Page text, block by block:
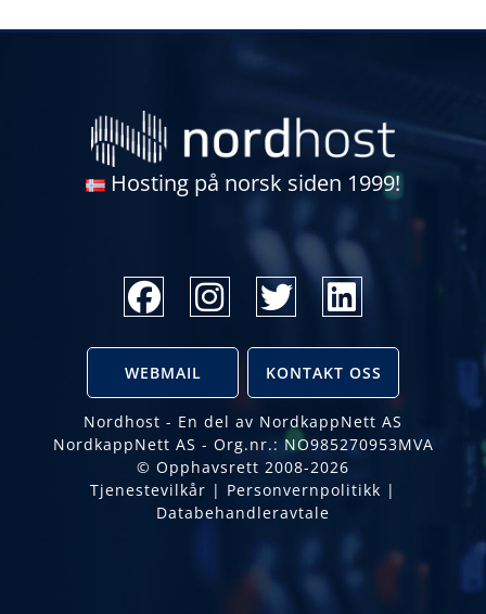
Hosting på norsk siden 1999!
WEBMAIL KONTAKT OSS
Nordhost - En del av NordkappNett AS
NordkappNett AS - Org.nr.: NO985270953MVA
© Opphavsrett 2008-2026
Tjenestevilkår | Personvernpolitikk |
Databehandleravtale